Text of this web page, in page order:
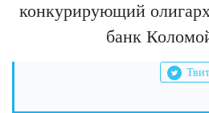
конкурирующий
банк